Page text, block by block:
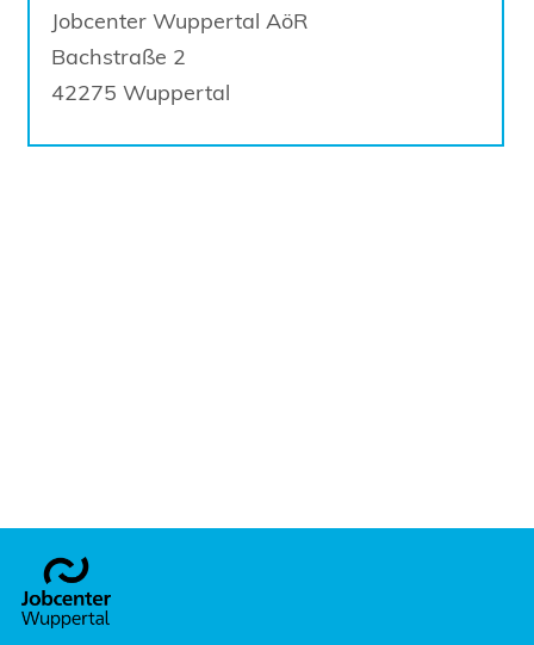
Jobcenter Wuppertal AöR
Bachstraße 2
42275 Wuppertal
Footer